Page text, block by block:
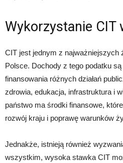
Wykorzystanie CIT
CIT jest jednym z najważniejszych
Polsce. Dochody z tego podatku
finansowania różnych działań
zdrowia, edukacja, infrastruktura i
państwo ma środki finansowe,
rozwój kraju i poprawę warunków
Jednakże, istnieją również
wszystkim, wysoka stawka CIT